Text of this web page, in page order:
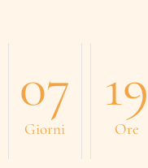
07
Giorni
19
Ore